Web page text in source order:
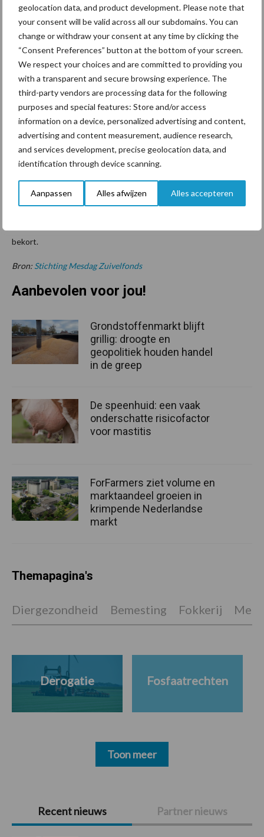
geolocation data, and product development. Please note that
your consent will be valid across all our subdomains. You can
change or withdraw your consent at any time by clicking the
“Consent Preferences” button at the bottom of your screen.
We respect your choices and are committed to providing you
with a transparent and secure browsing experience. The
third-party vendors are processing data for the following
purposes and special features: Store and/or access
information on a device, personalized advertising and content,
advertising and content measurement, audience research,
and services development, precise geolocation data, and
identification through device scanning.
Aanpassen Alles afwijzen Alles accepteren
Mesdagfonds vindt dat rekenmodellen en datasets van de
overheid transparant, controleerbaar en reproduceerbaar
moeten zijn, conform de wetenschappelijke spelregels die voor
iedereen gelden. Externe specialisten, en niet alleen RIVM
medewerkers, moeten kunnen werken met het aangeleverde
materiaal. Er moet dus een goede, dat wil zeggen volledige,
handleiding beschikbaar zijn voor iedereen die deskundig is op
het gebied van rekenmodellen en datasets.
Mesdagfonds laat op dit moment de berekeningen omtrent het
aandeel landbouw in de stikstofdepositie op natuurgebieden
opnieuw uitvoeren. Ook omdat met het vervallen van de PAS niet
alleen de 118 stikstofgevoelige gebieden relevant zijn, maar ook
bekort.
Bron: Stichting Mesdag Zuivelfonds
Primaire
Sidebar
Recent nieuws Partner nieuws
Aanbevolen voor jou!
Grondstoffenmarkt blijft
grillig: droogte en
geopolitiek houden handel
in de greep
De speenhuid: een vaak
onderschatte risicofactor
voor mastitis
ForFarmers ziet volume en
marktaandeel groeien in
krimpende Nederlandse
markt
Themapagina's
Diergezondheid Bemesting Fokkerij
Derogatie Fosfaatrechten
Toon meer